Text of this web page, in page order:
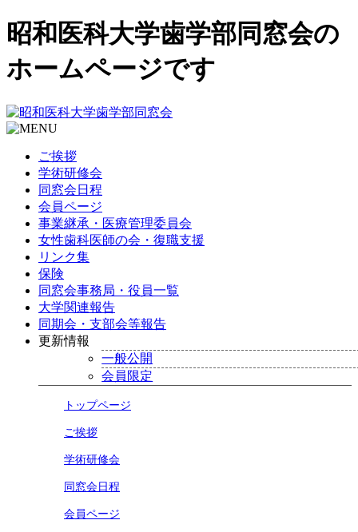
昭和医科大学歯学部同窓会の
ホームページです
ご挨拶
学術研修会
同窓会日程
会員ページ
事業継承・医療管理委員会
女性歯科医師の会・復職支援
リンク集
保険
同窓会事務局・役員一覧
大学関連報告
同期会・支部会等報告
更新情報
一般公開
会員限定
トップページ
ご挨拶
学術研修会
同窓会日程
会員ページ